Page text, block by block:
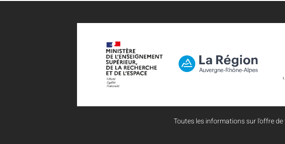
Toutes les informations sur l'offre